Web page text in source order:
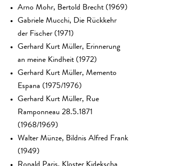
Arno Mohr, Bertold Brecht (1969)
Gabriele Mucchi, Die Rückkehr
der Fischer (1971)
Gerhard Kurt Müller, Erinnerung
an meine Kindheit (1972)
Gerhard Kurt Müller, Memento
Espana (1975/1976)
Gerhard Kurt Müller, Rue
Ramponneau 28.5.1871
(1968/1969)
Walter Münze, Bildnis Alfred Frank
(1949)
Ronald Paris, Kloster Kidekscha